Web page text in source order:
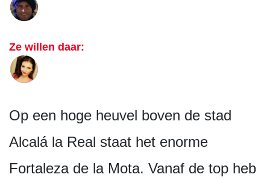
Ze willen daar:
Op een hoge heuvel boven de stad
Alcalá la Real staat het enorme
Fortaleza de la Mota. Vanaf de top heb